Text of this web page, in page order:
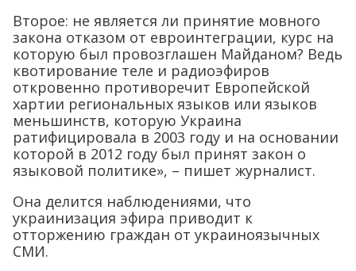
Второе: не является ли принятие мовного
закона отказом от евроинтеграции, курс на
которую был провозглашен Майданом? Ведь
квотирование теле и радиоэфиров
откровенно противоречит Европейской
хартии региональных языков или языков
меньшинств, которую Украина
ратифицировала в 2003 году и на основании
которой в 2012 году был принят закон о
языковой политике», – пишет журналист.
Она делится наблюдениями, что
украинизация эфира приводит к
отторжению граждан от украиноязычных
СМИ.